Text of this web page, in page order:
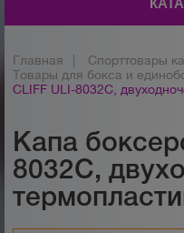
Главная Спорттовары
Товары для бокса и
CLIFF ULI-8032С,
Капа
8032С,